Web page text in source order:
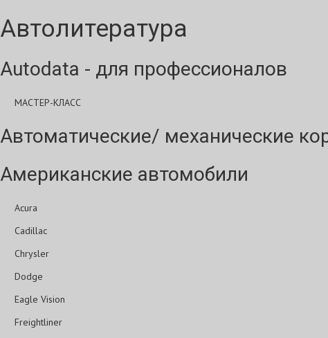
Автолитература
Autodata - для профессионалов
МАСТЕР-КЛАСС
Автоматические/ механические
Американские автомобили
Acura
Cadillac
Chrysler
Dodge
Eagle Vision
Freightliner